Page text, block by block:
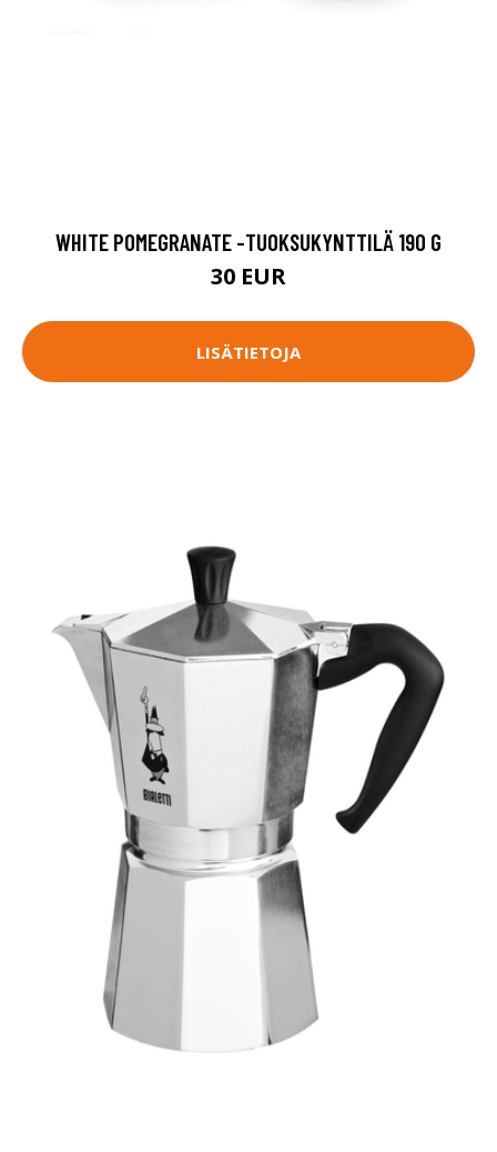
WHITE POMEGRANATE -TUOKSUKYNTTILÄ 190 G
30 EUR
LISÄTIETOJA